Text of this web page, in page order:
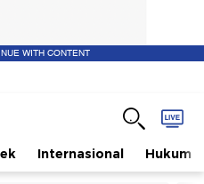
WITH CONTENT
Internasional Hukum